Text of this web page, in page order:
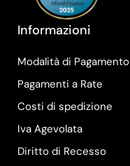
Informazioni
Modalità di Pagamento
Pagamenti a Rate
Costi di spedizione
Iva Agevolata
Diritto di Recesso